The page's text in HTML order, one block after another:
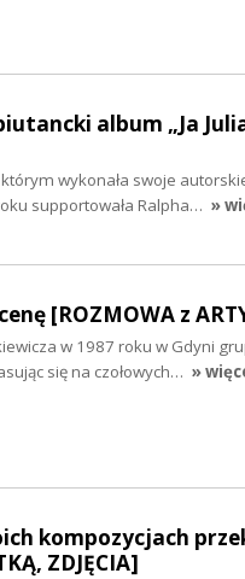
album „Ja
wykonała swoje
supportowała Ralpha… »
[ROZMOWA z
w 1987 roku w Gdyni
się na czołowych… »
kompozycjach
ZDJĘCIA]